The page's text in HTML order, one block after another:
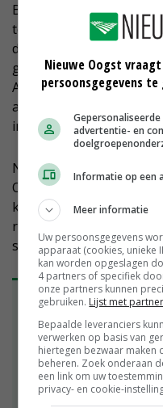
Burger wil meststoffen
toplaag houden. Als
de sloot na een bui,
greppel met compost
Andere maatregelen
aardappelen en
infiltratie te bevorderen.
Nadeel is het hobbelen
Om dat te voorkomen,
kleiner. Burger: 'Je
ruimte geeft voor
staan daarvoor open.'
Vitens:
Het project rond
Noordoostpolder is
omgevingsmanager
voor alle gebieden in
weliswaar geen water
Nieuwe Oogst
persoonsgegevens
advertentie- en
Informatie op een
Meer informatie
Uw persoonsgegevens
apparaat (cookies, unieke
kan worden opgeslagen
4 partners of specifiek
onze partners kunnen
gebruiken. Lijst met
Bepaalde leveranciers
verwerken op basis van
hiertegen bezwaar
beheren. Zoek onderaan
een link om uw
privacy- en cookie-